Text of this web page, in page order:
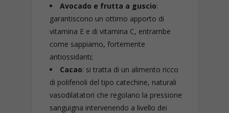
Avocado e frutta a guscio:
garantiscono un ottimo apporto di
vitamina E e di vitamina C, entrambe
come sappiamo, fortemente
antiossidanti;
Cacao: si tratta di un alimento ricco
di polifenoli del tipo catechine, naturali
vasodilatatori che regolano la pressione
sanguigna intervenendo a livello dei